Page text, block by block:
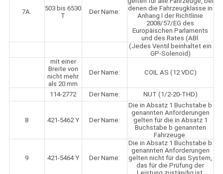
7A.
503 bis 6530
T
Der Name:
denen die Fahrzeugklasse in
Anhang I der Richtlinie
2008/57/EG des
Europäischen Parlaments
und des Rates (ABl.
(Jedes Ventil beinhaltet ein
GP-Solenoid)
mit einer
Breite von
nicht mehr
als 20 mm
Der Name: COIL AS (12 VDC)
114-2772 Der Name: NUT (1/2-20-THD)
8 421-5462 Y Der Name:
Die in Absatz 1 Buchstabe b
genannten Anforderungen
gelten für die in Absatz 1
Buchstabe b genannten
Fahrzeuge.
9 421-5464 Y Der Name:
Die in Absatz 1 Buchstabe b
genannten Anforderungen
gelten nicht für das System,
das für die Prüfung der